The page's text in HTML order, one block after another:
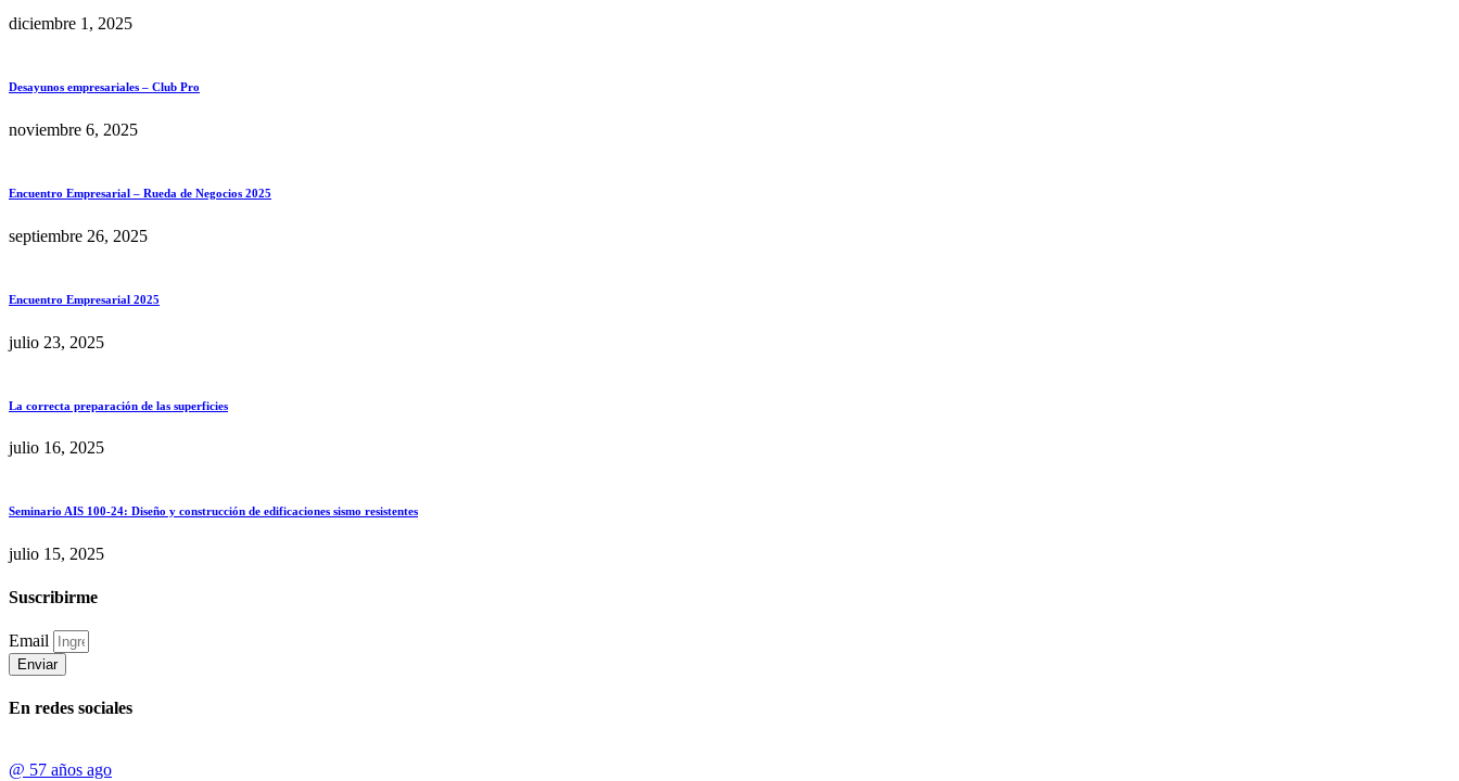
diciembre 1, 2025
Desayunos empresariales – Club Pro
noviembre 6, 2025
Encuentro Empresarial – Rueda de Negocios 2025
septiembre 26, 2025
Encuentro Empresarial 2025
julio 23, 2025
La correcta preparación de las superficies
julio 16, 2025
Seminario AIS 100-24: Diseño y construcción de edificaciones sismo resistentes
julio 15, 2025
Suscribirme
Email
Enviar
En redes sociales
@ 57 años ago